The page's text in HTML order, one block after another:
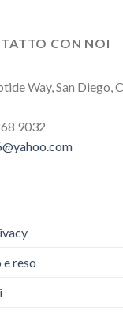
CON NOI
Way, San Diego,
9032
reso